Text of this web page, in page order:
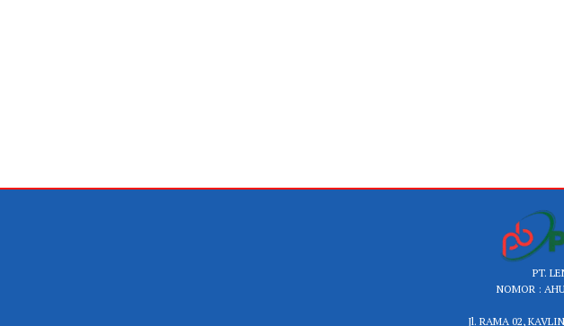
PT.
NOMOR :
Jl. RAMA 02,